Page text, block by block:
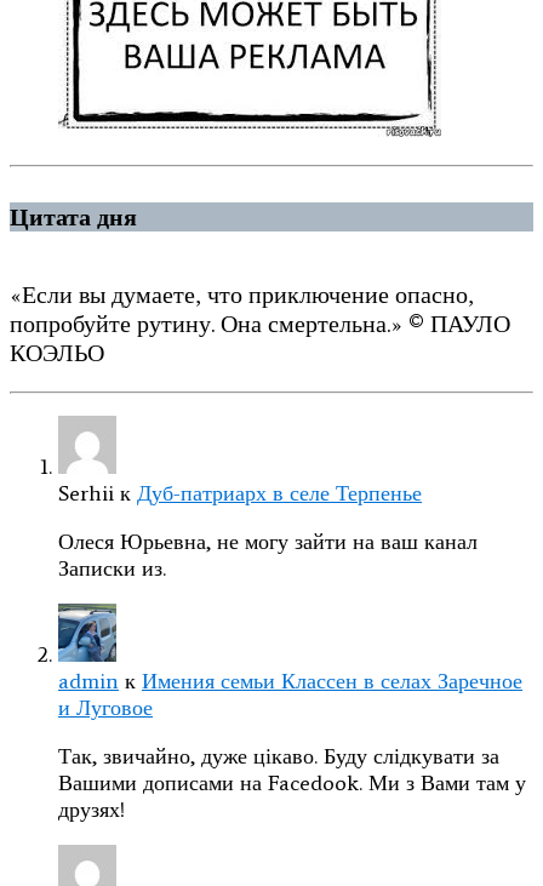
Цитата дня
«Если вы думаете, что приключение опасно,
попробуйте рутину. Она смертельна.» © ПАУЛО
КОЭЛЬО
Serhii к Дуб-патриарх в селе Терпенье
Олеся Юрьевна, не могу зайти на ваш канал
Записки из.
admin к Имения семьи Классен в селах Заречное
и Луговое
Так, звичайно, дуже цікаво. Буду слідкувати за
Вашими дописами на Facedook. Ми з Вами там у
друзях!